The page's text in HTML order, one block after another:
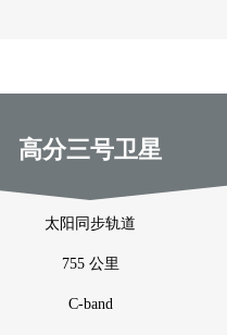
高分三号卫星
太阳同步轨道
755 公里
C-band